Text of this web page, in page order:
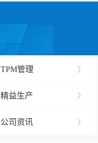
TPM管理 〉
精益生产 〉
公司资讯 〉